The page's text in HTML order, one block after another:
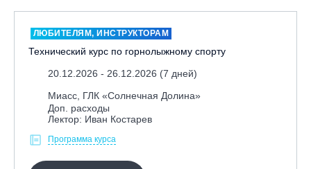
ЛЮБИТЕЛЯМ, ИНСТРУКТОРАМ
Технический курс по горнолыжному спорту
20.12.2026 - 26.12.2026 (7 дней)
Миасс, ГЛК «Солнечная Долина»
Доп. расходы
Лектор: Иван Костарев
Программа курса